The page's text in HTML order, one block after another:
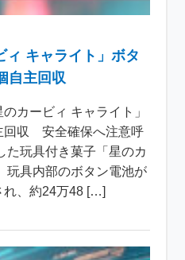
ィ キャライト」ボタ
自主回収
カービィ キャライト」
回収 安全確保へ注意呼
た玩具付き菓子「星のカ
玩具内部のボタン電池が
れ、約24万48 […]